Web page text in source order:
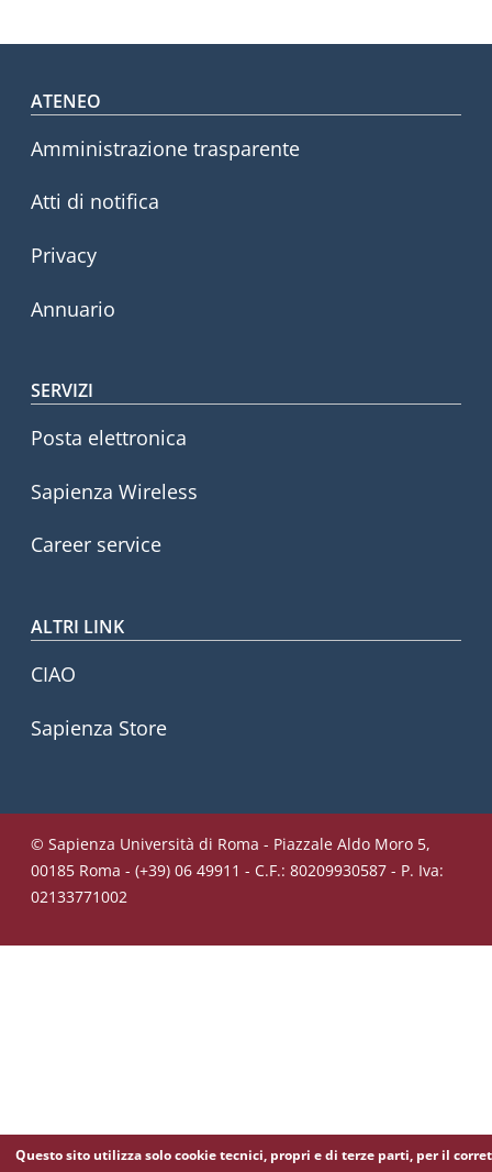
Footer menu
ATENEO
Amministrazione trasparente
Atti di notifica
Privacy
Annuario
SERVIZI
Posta elettronica
Sapienza Wireless
Career service
ALTRI LINK
CIAO
Sapienza Store
© Sapienza Università di Roma - Piazzale Aldo Moro 5,
00185 Roma - (+39) 06 49911 - C.F.: 80209930587 - P. Iva:
02133771002
Questo sito utilizza solo cookie tecnici, propri e di terze parti, per il